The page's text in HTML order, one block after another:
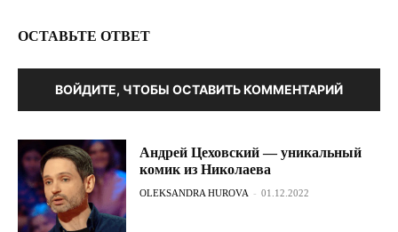
ОСТАВЬТЕ ОТВЕТ
ВОЙДИТЕ, ЧТОБЫ ОСТАВИТЬ КОММЕНТАРИЙ
Андрей Цеховский — уникальный
комик из Николаева
OLEKSANDRA HUROVA - 01.12.2022